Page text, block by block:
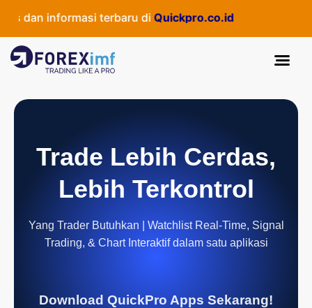
informasi terbaru diQuickpro.co.id
Trade Lebih Cerdas,
Lebih Terkontrol
Yang Trader Butuhkan | Watchlist Real-Time, Signal
Trading, & Chart Interaktif dalam satu aplikasi
Download QuickPro Apps Sekarang!